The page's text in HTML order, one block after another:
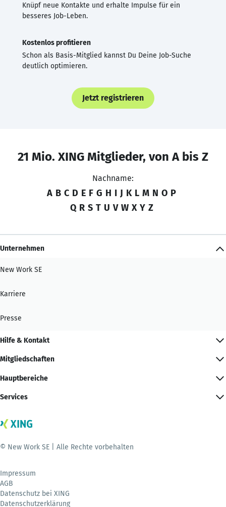
Knüpf neue Kontakte und erhalte Impulse für ein
besseres Job-Leben.
Kostenlos profitieren
Schon als Basis-Mitglied kannst Du Deine Job-Suche
deutlich optimieren.
Jetzt registrieren
21 Mio. XING Mitglieder, von A bis Z
Nachname:
A B C D E F G H I J K L M N O P
Q R S T U V W X Y Z
Unternehmen
New Work SE
Karriere
Presse
Hilfe & Kontakt
Mitgliedschaften
Hauptbereiche
Services
© New Work SE | Alle Rechte vorbehalten
Impressum
AGB
Datenschutz bei XING
Datenschutzerklärung